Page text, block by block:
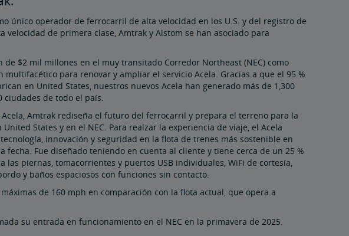
único operador de ferrocarril de alta velocidad en los U.S. y del registro de
velocidad de primera clase, Amtrak y Alstom se han asociado para
$2 mil millones en el muy transitado Corredor Northeast (NEC) como
para renovar y ampliar el servicio Acela. Gracias a que el 95 %
en United States, nuestros nuevos Acela han generado más de 1,300
ciudades de todo el país.
Amtrak rediseña el futuro del ferrocarril y prepara el terreno para la
States y en el NEC. Para realzar la experiencia de viaje, el Acela
innovación y seguridad en la flota de trenes más sostenible en
fecha. Fue diseñado teniendo en cuenta al cliente y tiene cerca de un 25 %
las piernas, tomacorrientes y puertos USB individuales, WiFi de cortesía,
y baños espaciosos con funciones sin contacto.
de 160 mph en comparación con la flota actual, que opera a
su entrada en funcionamiento en el NEC en la primavera de 2025.